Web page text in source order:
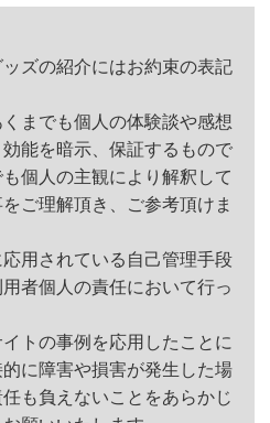
容量
材質
、SUS316
の噴霧量
ズの紹介にはお約束の表記
までも個人の体験談や感想
能を暗示、保証するもので
個人の主観により解釈して
ご理解頂き、ご参考頂けま
用されている自己管理手段
者個人の責任において行っ
トの事例を応用したことに
に障害や損害が発生した場
も負えないことをあらかじ